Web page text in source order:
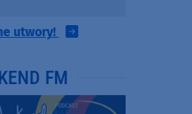
utwory!
FM